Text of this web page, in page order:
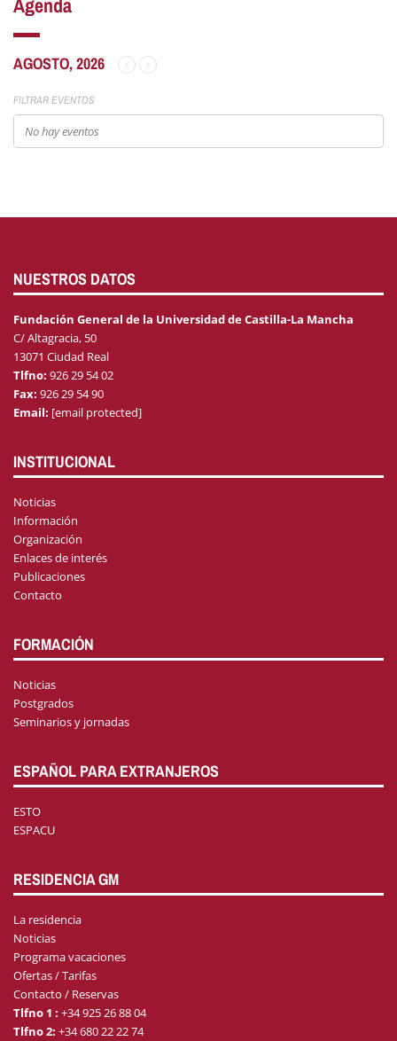
Agenda
AGOSTO, 2026
FILTRAR EVENTOS
No hay eventos
NUESTROS DATOS
Fundación General de la Universidad de Castilla-La Mancha
C/ Altagracia, 50
13071 Ciudad Real
Tlfno: 926 29 54 02
Fax: 926 29 54 90
Email: [email protected]
INSTITUCIONAL
Noticias
Información
Organización
Enlaces de interés
Publicaciones
Contacto
FORMACIÓN
Noticias
Postgrados
Seminarios y jornadas
ESPAÑOL PARA EXTRANJEROS
ESTO
ESPACU
RESIDENCIA GM
La residencia
Noticias
Programa vacaciones
Ofertas / Tarifas
Contacto / Reservas
Tlfno 1 : +34 925 26 88 04
Tlfno 2: +34 680 22 22 74